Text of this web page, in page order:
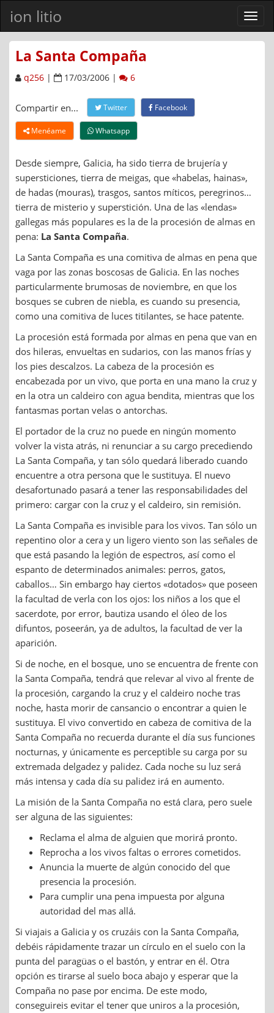
ion litio
Ver
menú
La Santa Compaña
q256 | 17/03/2006 | 6
Compartir en... Twitter Facebook
Menéame Whatsapp
Desde siempre, Galicia, ha sido tierra de brujería y
supersticiones, tierra de meigas, que «habelas, hainas»,
de hadas (mouras), trasgos, santos míticos, peregrinos…
tierra de misterio y superstición. Una de las «lendas»
gallegas más populares es la de la procesión de almas en
pena: La Santa Compaña.
La Santa Compaña es una comitiva de almas en pena que
vaga por las zonas boscosas de Galicia. En las noches
particularmente brumosas de noviembre, en que los
bosques se cubren de niebla, es cuando su presencia,
como una comitiva de luces titilantes, se hace patente.
La procesión está formada por almas en pena que van en
dos hileras, envueltas en sudarios, con las manos frías y
los pies descalzos. La cabeza de la procesión es
encabezada por un vivo, que porta en una mano la cruz y
en la otra un caldeiro con agua bendita, mientras que los
fantasmas portan velas o antorchas.
El portador de la cruz no puede en ningún momento
volver la vista atrás, ni renunciar a su cargo precediendo
La Santa Compaña, y tan sólo quedará liberado cuando
encuentre a otra persona que le sustituya. El nuevo
desafortunado pasará a tener las responsabilidades del
primero: cargar con la cruz y el caldeiro, sin remisión.
La Santa Compaña es invisible para los vivos. Tan sólo un
repentino olor a cera y un ligero viento son las señales de
que está pasando la legión de espectros, así como el
espanto de determinados animales: perros, gatos,
caballos… Sin embargo hay ciertos «dotados» que poseen
la facultad de verla con los ojos: los niños a los que el
sacerdote, por error, bautiza usando el óleo de los
difuntos, poseerán, ya de adultos, la facultad de ver la
aparición.
Si de noche, en el bosque, uno se encuentra de frente con
la Santa Compaña, tendrá que relevar al vivo al frente de
la procesión, cargando la cruz y el caldeiro noche tras
noche, hasta morir de cansancio o encontrar a quien le
sustituya. El vivo convertido en cabeza de comitiva de la
Santa Compaña no recuerda durante el día sus funciones
nocturnas, y únicamente es perceptible su carga por su
extremada delgadez y palidez. Cada noche su luz será
más intensa y cada día su palidez irá en aumento.
La misión de la Santa Compaña no está clara, pero suele
ser alguna de las siguientes:
Reclama el alma de alguien que morirá pronto.
Reprocha a los vivos faltas o errores cometidos.
Anuncia la muerte de algún conocido del que
presencia la procesión.
Para cumplir una pena impuesta por alguna
autoridad del mas allá.
Si viajais a Galicia y os cruzáis con la Santa Compaña,
debéis rápidamente trazar un círculo en el suelo con la
punta del paragüas o el bastón, y entrar en él. Otra
opción es tirarse al suelo boca abajo y esperar que la
Compaña no pase por encima. De este modo,
conseguireis evitar el tener que uniros a la procesión,